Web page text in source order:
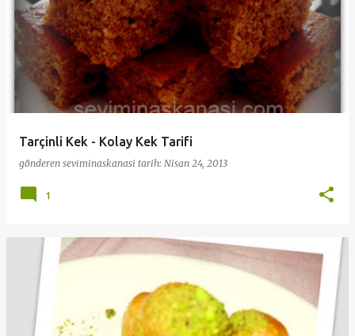
Tarçinli Kek - Kolay Kek Tarifi
gönderen seviminaskanasi tarih: Nisan 24, 2013
1